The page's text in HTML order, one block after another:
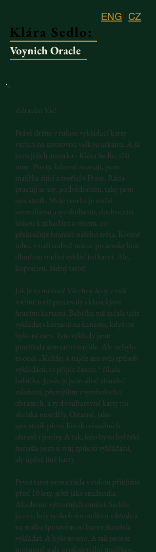
ENG CZ
Klára Sedlo:
Voynich Oracle
Zdravím Vás!
Právě držíte v rukou vykládací karty -
variaci na tarotovou velkou arkánu. A já
jsem jejich autorka - Klára Sedlo, těší
mne. Pro ty, kdo mě neznají, jsem
malířka žijící a tvořící v Praze. Ráda
pracuji se sny, podvědomím, taky jsem
synestetik. Moje tvorba je směsí
surrealismu a symbolismu, dochucená
láskou k záhadám a všemu, co
překračuje hranice našeho světa. Kromě
toho, v naší rodině máme po ženské linii
dlouhou tradici vykládání karet. Ale,
kupodivu, žádný tarot!
Jak je to možné? Všechny ženy v naší
rodině totiž pracovaly s klasickými
hracími kartami. Babička mě začala učit
vykládat s kartami na kanastu, když mi
bylo asi osm. Tyto výklady jsem
používala sem tam i nadále. Ale nebylo
to ono. „Každej si najde ten svůj způsob
vykládání, to přijde časem.“ říkala
babička. Jenže já jsem silně vizuálně
založená, přemýšlím v symbolech a
obrazech, a ty dvoubarevné karty mi
zkrátka neseděly. Ostatně, jako
synestetik převádím do vizuálních
obrazů i pocity. A tak, kdo by to byl řekl,
nenašla jsem si svůj způsob vykládání,
ale úplně jiné karty.
První tarot jsem držela v rukou přibližně
před 10 lety, ještě jako studentka
Akademie výtvarných umění. Seděla
jsem tehdy ve školním ateliéru v křesle a
na stolku špinavém od barev zkoušela
vykládat. A bylo to ono. A tak jsem se
postupně stala profesionální malířkou,